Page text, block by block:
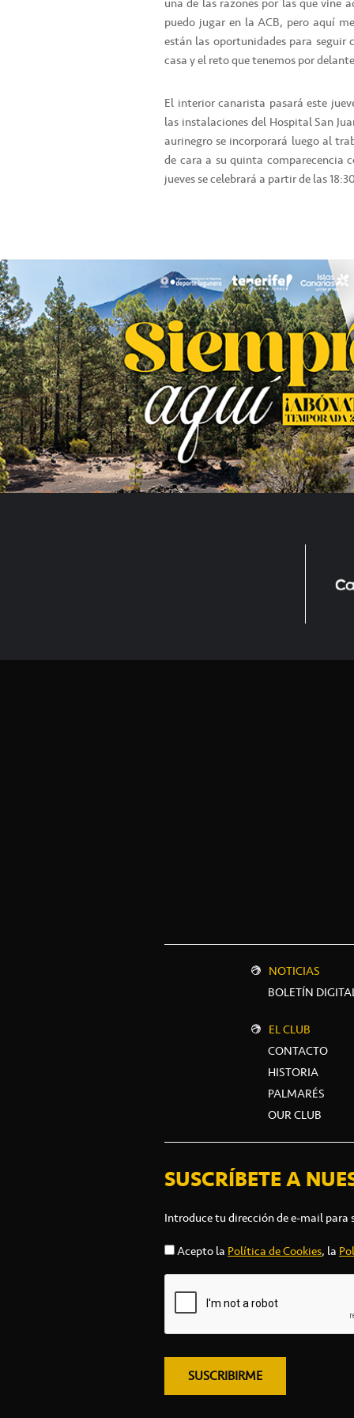
puedo jugar en la ACB, pero aquí
están las oportunidades para seguir
casa y el reto que tenemos por
El interior canarista pasará este
las instalaciones del Hospital San
aurinegro se incorporará luego al
de cara a su quinta comparecencia
jueves se celebrará a partir de las
NOTICIAS
BOLETÍN
EL CLUB
CONTACTO
HISTORIA
PALMARÉS
OUR CLUB
SUSCRÍBETE A
Introduce tu dirección de e-mail para
Acepto la Política de Cookies, la